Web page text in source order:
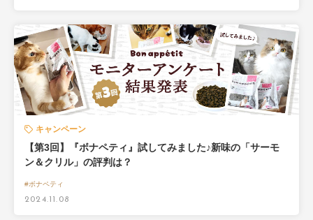
キャンペーン
【第3回】『ボナペティ』試してみました♪新味の「サーモ
ン＆クリル」の評判は？
#ボナペティ
2024.11.08